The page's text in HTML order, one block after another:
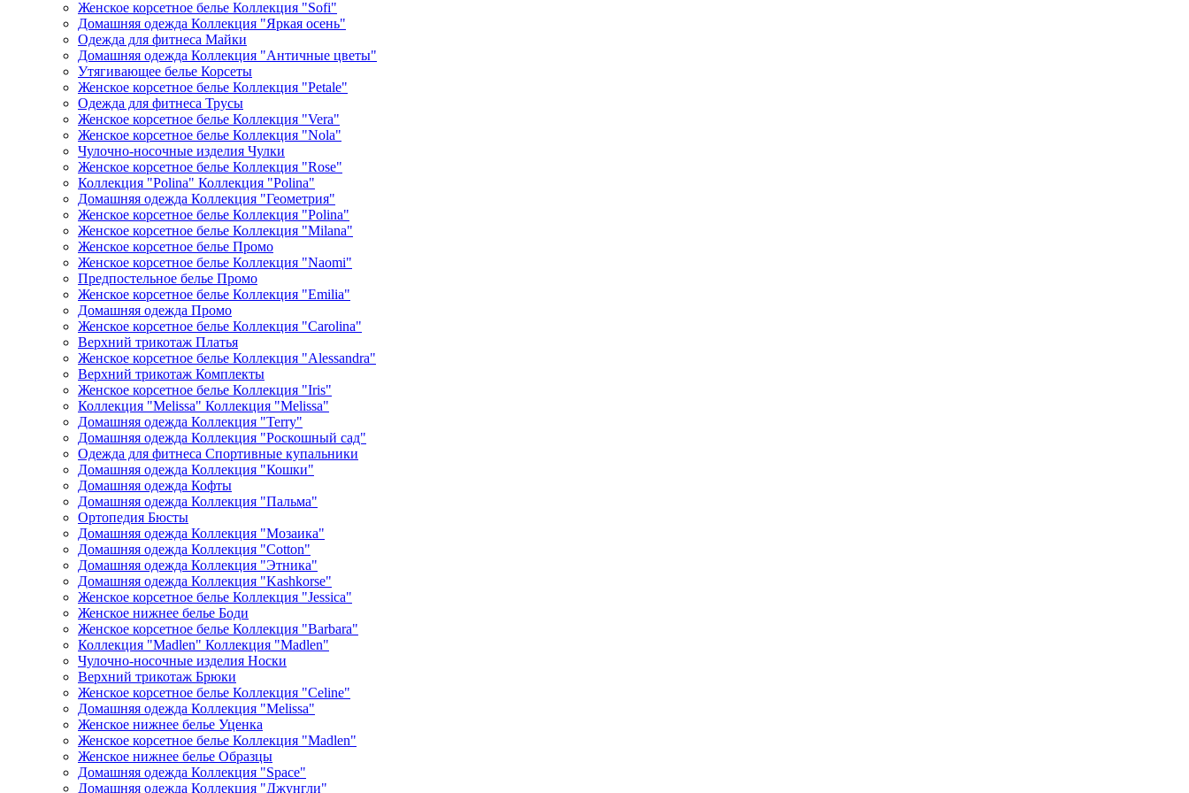
Женское корсетное белье Коллекция "Sofi"
Домашняя одежда Коллекция "Яркая осень"
Одежда для фитнеса Майки
Домашняя одежда Коллекция "Античные цветы"
Утягивающее белье Корсеты
Женское корсетное белье Коллекция "Petale"
Одежда для фитнеса Трусы
Женское корсетное белье Коллекция "Vera"
Женское корсетное белье Коллекция "Nola"
Чулочно-носочные изделия Чулки
Женское корсетное белье Коллекция "Rose"
Коллекция "Polina" Коллекция "Polina"
Домашняя одежда Коллекция "Геометрия"
Женское корсетное белье Коллекция "Polina"
Женское корсетное белье Коллекция "Milana"
Женское корсетное белье Промо
Женское корсетное белье Коллекция "Naomi"
Предпостельное белье Промо
Женское корсетное белье Коллекция "Emilia"
Домашняя одежда Промо
Женское корсетное белье Коллекция "Carolina"
Верхний трикотаж Платья
Женское корсетное белье Коллекция "Alessandra"
Верхний трикотаж Комплекты
Женское корсетное белье Коллекция "Iris"
Коллекция "Melissa" Коллекция "Melissa"
Домашняя одежда Коллекция "Terry"
Домашняя одежда Коллекция "Роскошный сад"
Одежда для фитнеса Спортивные купальники
Домашняя одежда Коллекция "Кошки"
Домашняя одежда Кофты
Домашняя одежда Коллекция "Пальма"
Ортопедия Бюсты
Домашняя одежда Коллекция "Мозаика"
Домашняя одежда Коллекция "Cotton"
Домашняя одежда Коллекция "Этника"
Домашняя одежда Коллекция "Kashkorse"
Женское корсетное белье Коллекция "Jessica"
Женское нижнее белье Боди
Женское корсетное белье Коллекция "Barbara"
Коллекция "Madlen" Коллекция "Madlen"
Чулочно-носочные изделия Носки
Верхний трикотаж Брюки
Женское корсетное белье Коллекция "Celine"
Домашняя одежда Коллекция "Melissa"
Женское нижнее белье Уценка
Женское корсетное белье Коллекция "Madlen"
Женское нижнее белье Образцы
Домашняя одежда Коллекция "Space"
Домашняя одежда Коллекция "Джунгли"